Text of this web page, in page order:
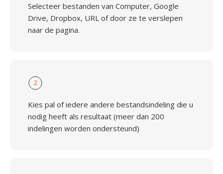
Selecteer bestanden van Computer, Google
Drive, Dropbox, URL of door ze te verslepen
naar de pagina.
2
Kies pal of iedere andere bestandsindeling die u
nodig heeft als resultaat (meer dan 200
indelingen worden ondersteund)